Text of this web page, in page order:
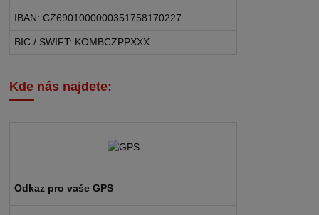
IBAN: CZ6901000000351758170227
BIC / SWIFT: KOMBCZPPXXX
Kde nás najdete:
Odkaz pro vaše GPS